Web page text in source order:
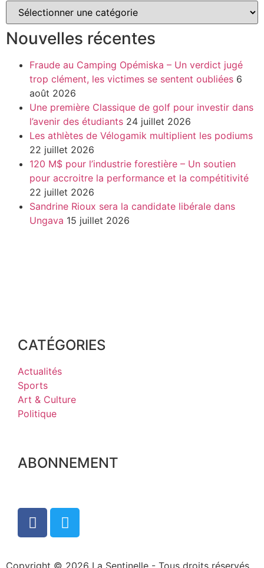
Nouvelles récentes
Fraude au Camping Opémiska – Un verdict jugé
trop clément, les victimes se sentent oubliées 6
août 2026
Une première Classique de golf pour investir dans
l’avenir des étudiants 24 juillet 2026
Les athlètes de Vélogamik multiplient les podiums
22 juillet 2026
120 M$ pour l’industrie forestière – Un soutien
pour accroitre la performance et la compétitivité
22 juillet 2026
Sandrine Rioux sera la candidate libérale dans
Ungava 15 juillet 2026
CATÉGORIES
Actualités
Sports
Art & Culture
Politique
ABONNEMENT